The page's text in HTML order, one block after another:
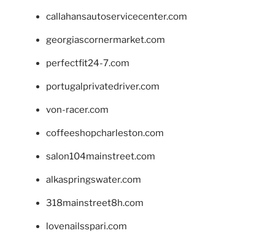
callahansautoservicecenter.com
georgiascornermarket.com
perfectfit24-7.com
portugalprivatedriver.com
von-racer.com
coffeeshopcharleston.com
salon104mainstreet.com
alkaspringswater.com
318mainstreet8h.com
lovenailsspari.com